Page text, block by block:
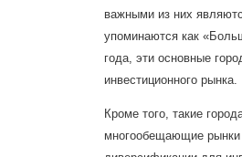
важными из них
упоминаются как
года, эти основные
инвестиционного рынка.
Кроме того, такие
многообещающие рынки